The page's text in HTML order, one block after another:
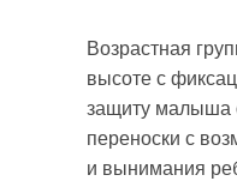
Возрастная
высоте с
защиту малыша
переноски с
и вынимания